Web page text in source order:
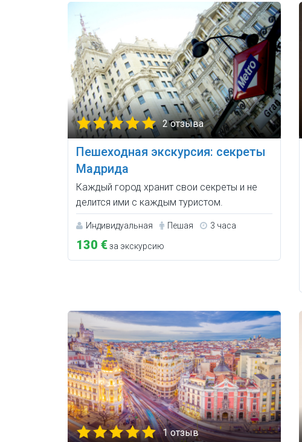
2 отзыва
Пешеходная экскурсия: секреты
Мадрида
Каждый город хранит свои секреты и не
делится ими с каждым туристом.
Индивидуальная Пешая 3 часа
130 €за экскурсию
1 отзыв